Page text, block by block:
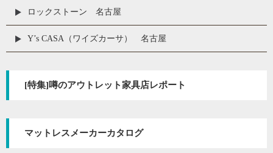
ロックストーン 名古屋
Y’s CASA（ワイズカーサ） 名古屋
[特集]噂のアウトレット家具店レポート
マットレスメーカーカタログ